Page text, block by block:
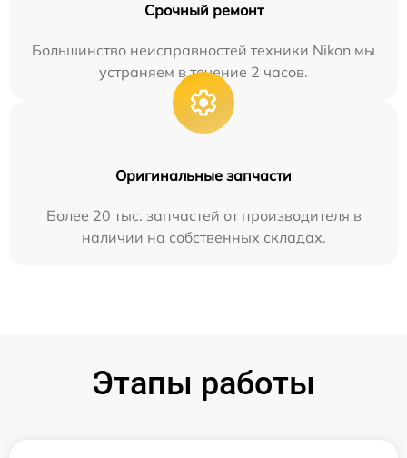
Срочный ремонт
Большинство неисправностей техники Nikon мы
устраняем в течение 2 часов.
Оригинальные запчасти
Более 20 тыс. запчастей от производителя в
наличии на собственных складах.
Этапы работы